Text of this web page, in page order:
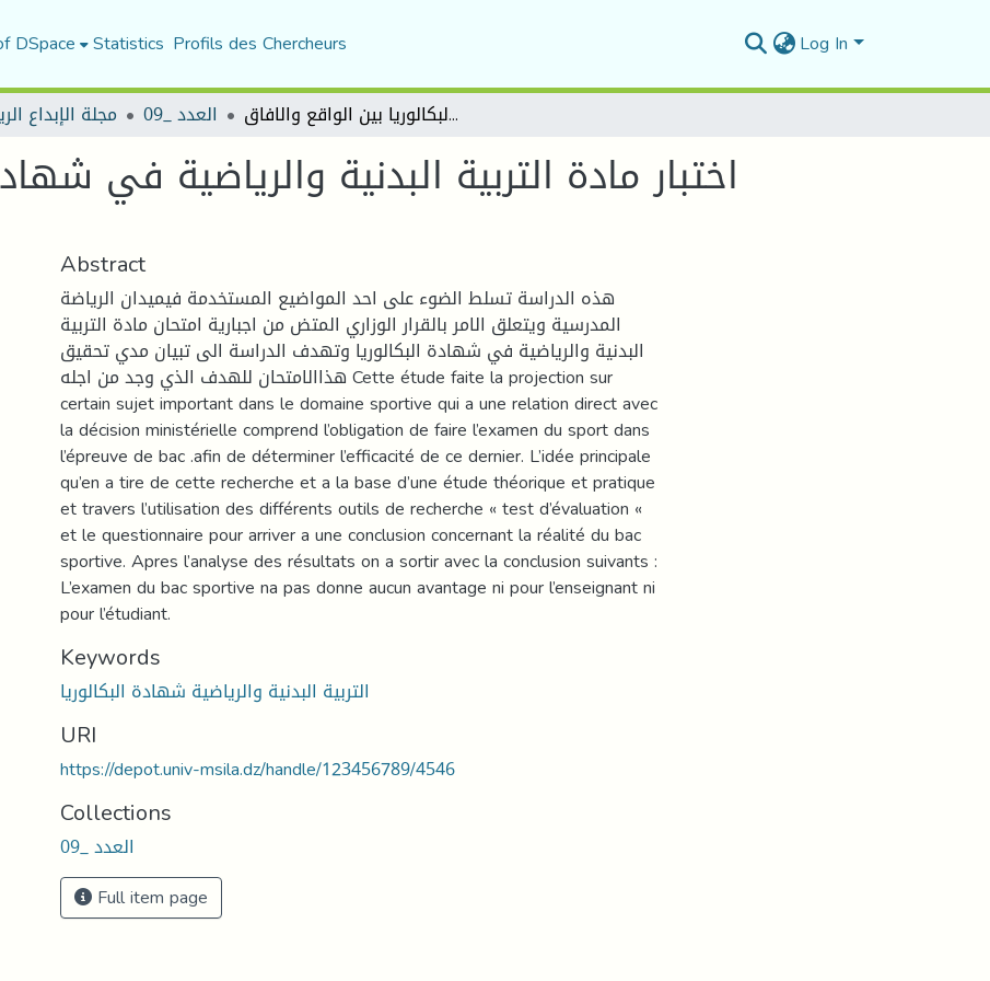
DSpace Statistics Profils des Chercheurs Log In
مجلة الإبداع العدد _09 اختبار مادة التربية البدنية والرياضية في شهادة البكالوريا بين الواقع والافاق
اختبار مادة التربية البدنية والرياضية في
Abstract
هذه الدراسة تسلط الضوء على احد المواضيع المستخدمة فيميدان الرياضة
المدرسية ويتعلق الامر بالقرار الوزاري المتض من اجبارية امتحان مادة التربية
البدنية والرياضية في شهادة البكالوريا وتهدف الدراسة الى تبيان مدي تحقيق
هذاالامتحان للهدف الذي وجد من اجله Cette étude faite la projection sur
certain sujet important dans le domaine sportive qui a une relation direct avec
la décision ministérielle comprend l’obligation de faire l’examen du sport dans
l’épreuve de bac .afin de déterminer l’efficacité de ce dernier. L’idée principale
qu’en a tire de cette recherche et a la base d’une étude théorique et pratique
et travers l’utilisation des différents outils de recherche « test d’évaluation «
et le questionnaire pour arriver a une conclusion concernant la réalité du bac
sportive. Apres l’analyse des résultats on a sortir avec la conclusion suivants :
L’examen du bac sportive na pas donne aucun avantage ni pour l’enseignant ni
pour l’étudiant.
Keywords
التربية البدنية والرياضية شهادة البكالوريا
URI
https://depot.univ-msila.dz/handle/123456789/4546
Collections
العدد _09
Full item page